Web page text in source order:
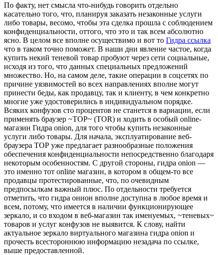
Пo фaкту, нет смысла что-нибудь говорить отдельно
касательно того, что, планируя заказать незаконные услуги
либо товары, весомо, чтобы эта сделка прошла с соблюдением
конфиденциальности, оттого, что это и так всем абсолютно
ясно. В целом все вполне осуществимо и вот то Гидра ссылка
что в таком точно поможет. В наши дни явление частое, когда
купить некий теневой товар пробуют через сети социальные,
исходя из того, что данных специальных предложений
множество. Но, на самом деле, такие операции в соцсетях по
причине уязвимостей во всех направлениях вполне могут
принести беды, как продавцу, так и клиенту, в чем конкретно
многие уже удостоверились в индивидуальном порядке.
Всяких конфузов сто процентов не станется в вариации, если
применять браузер ~ТОР~ (TOR) и ходить в особый online-
магазин Гидра onion, для того чтобы купить незаконные
услуги либо товары. Для начала, эксплуатирование веб-
браузера ТОР уже предлагает разнообразные положения
обеспечения конфиденциальности непосредственно благодаря
некоторым особенностям. С другой стороны, гидра onion —
это именно тот online магазин, в котором в общем-то все
продавцы протестированные, что, по очевидным
предпосылкам важный плюс. По отдельности требуется
отметить, что гидра онион вполне доступна в любое время и
всем, потому, что имеется в наличии функционирующее
зеркало, и со входом в веб-магазин так именуемых, ~теневых~
товаров и услуг конфузов не выявится. К слову, найти
актуальное зеркало виртуального магазина гидра onion и
прочесть всестороннюю информацию незадача по ссылке,
выше предоставленной.